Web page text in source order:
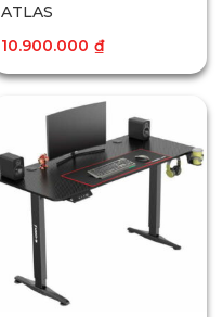
ATLAS
10.900.000 ₫